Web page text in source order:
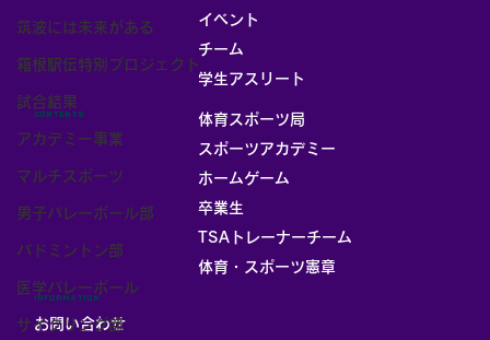
筑波には未来がある
箱根駅伝特別プロジェクト
試合結果
アカデミー事業
マルチスポーツ
男子バレーボール部
バドミントン部
医学バレーボール
サイクリング部
イベント
チーム
学生アスリート
体育スポーツ局
スポーツアカデミー
ホームゲーム
卒業生
TSAトレーナーチーム
体育・スポーツ憲章
CONTENTS
INFORMATION
お問い合わせ